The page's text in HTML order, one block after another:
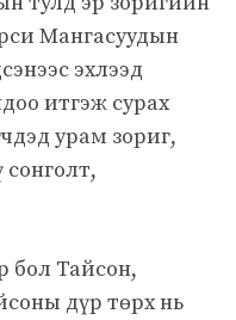
Мангасуудын
эхлээд
итгэж сурах
урам зориг,
сонголт,
бол Тайсон,
дүр төрх нь